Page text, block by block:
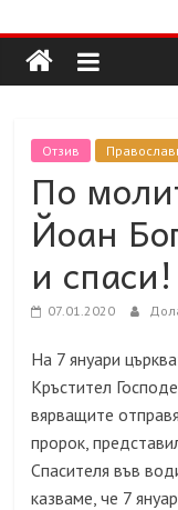
to
content
Долап
БГ
култура|
пътешествия|
мода|
събития|
кухня|
реклама|
Отзив
По
Йоан
и спаси!
07.01.2020
На 7 януари
Кръстител
вярващите
пророк,
Спасителя във
казваме, че 7